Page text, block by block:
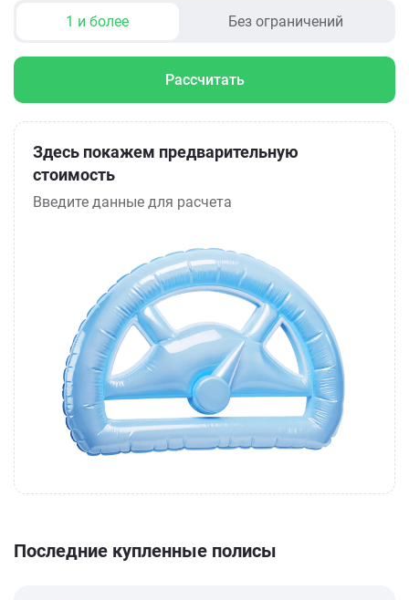
1 и более Без ограничений
Рассчитать
Здесь покажем предварительную
стоимость
Введите данные для расчета
Последние купленные полисы